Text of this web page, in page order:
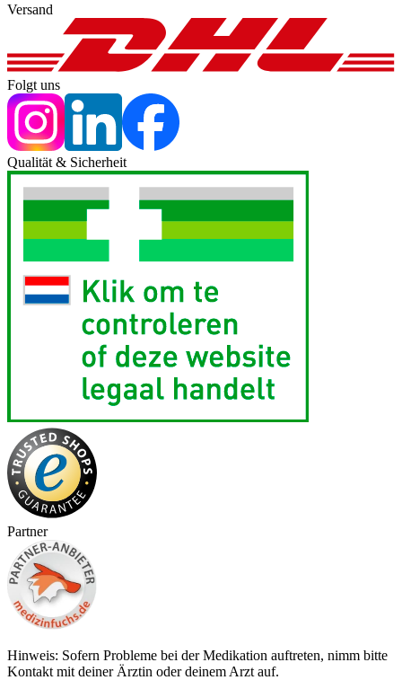
Versand
Folgt uns
Qualität & Sicherheit
Partner
Hinweis: Sofern Probleme bei der Medikation auftreten, nimm bitte
Kontakt mit deiner Ärztin oder deinem Arzt auf.